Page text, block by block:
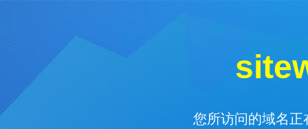
您所访问的域名